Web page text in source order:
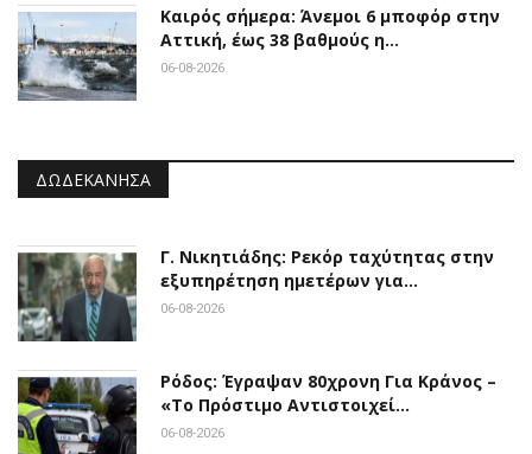
Καιρός σήμερα: Άνεμοι 6 μποφόρ στην
Αττική, έως 38 βαθμούς η…
06-08-2026
ΔΩΔΕΚΆΝΗΣΑ
Γ. Νικητιάδης: Ρεκόρ ταχύτητας στην
εξυπηρέτηση ημετέρων για…
06-08-2026
Ρόδος: Έγραψαν 80χρονη Για Κράνος –
«Το Πρόστιμο Αντιστοιχεί…
06-08-2026